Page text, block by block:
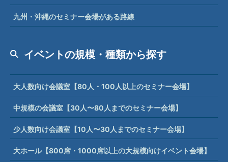
九州・沖縄のセミナー会場がある路線
イベントの規模・種類から探す
大人数向け会議室【80人・100人以上のセミナー会場】
中規模の会議室【30人〜80人までのセミナー会場】
少人数向け会議室【10人〜30人までのセミナー会場】
大ホール【800席・1000席以上の大規模向けイベント会場】